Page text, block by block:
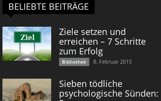
BELIEBTE BEITRÄGE
Ziele setzen und
erreichen – 7 Schritte
zum Erfolg
Bibliothek 8. Februar 2015
Sieben tödliche
psychologische Sünden: